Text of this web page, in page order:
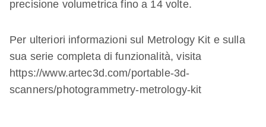
precisione volumetrica fino a 14 volte.
Per ulteriori informazioni sul Metrology Kit e sulla
sua serie completa di funzionalità, visita
https://www.artec3d.com/portable-3d-
scanners/photogrammetry-metrology-kit